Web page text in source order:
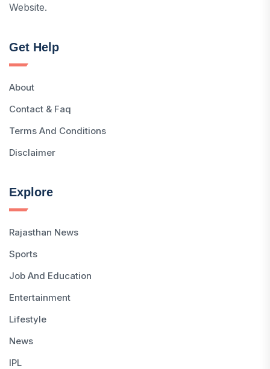
Website.
Get Help
About
Contact & Faq
Terms And Conditions
Disclaimer
Explore
Rajasthan News
Sports
Job And Education
Entertainment
Lifestyle
News
IPL